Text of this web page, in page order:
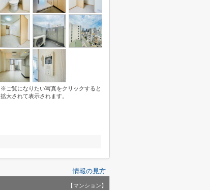
※ご覧になりたい写真をクリックすると
拡大されて表示されます。
情報の見方
【マンション】